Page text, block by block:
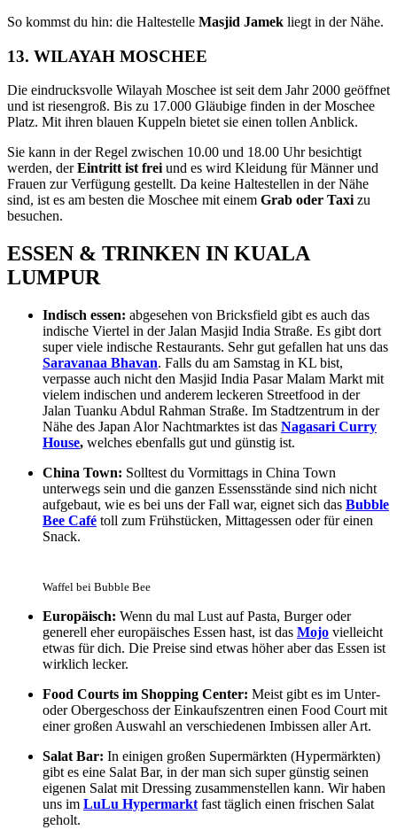
So kommst du hin: die Haltestelle Masjid Jamek liegt in der Nähe.
13. WILAYAH MOSCHEE
Die eindrucksvolle Wilayah Moschee ist seit dem Jahr 2000 geöffnet
und ist riesengroß. Bis zu 17.000 Gläubige finden in der Moschee
Platz. Mit ihren blauen Kuppeln bietet sie einen tollen Anblick.
Sie kann in der Regel zwischen 10.00 und 18.00 Uhr besichtigt
werden, derEintritt ist frei und es wird Kleidung für Männer und
Frauen zur Verfügung gestellt. Da keine Haltestellen in der Nähe
sind, ist es am besten die Moschee mit einem Grab oder Taxi zu
besuchen.
ESSEN & TRINKEN IN KUALA
LUMPUR
Indisch essen: abgesehen von Bricksfield gibt es auch das
indische Viertel in der Jalan Masjid India Straße. Es gibt dort
super viele indische Restaurants. Sehr gut gefallen hat uns das
Saravanaa Bhavan. Falls du am Samstag in KL bist,
verpasse auch nicht den Masjid India Pasar Malam Markt mit
vielem indischen und anderem leckeren Streetfood in der
Jalan Tuanku Abdul Rahman Straße. Im Stadtzentrum in der
Nähe des Japan Alor Nachtmarktes ist das Nagasari Curry
House, welches ebenfalls gut und günstig ist.
China Town: Solltest du Vormittags in China Town
unterwegs sein und die ganzen Essensstände sind nich nicht
aufgebaut, wie es bei uns der Fall war, eignet sich das Bubble
Bee Café toll zum Frühstücken, Mittagessen oder für einen
Snack.
Waffel bei Bubble Bee
Europäisch: Wenn du mal Lust auf Pasta, Burger oder
generell eher europäisches Essen hast, ist das Mojo vielleicht
etwas für dich. Die Preise sind etwas höher aber das Essen ist
wirklich lecker.
Food Courts im Shopping Center: Meist gibt es im Unter-
oder Obergeschoss der Einkaufszentren einen Food Court mit
einer großen Auswahl an verschiedenen Imbissen aller Art.
Salat Bar: In einigen großen Supermärkten (Hypermärkten)
gibt es eine Salat Bar, in der man sich super günstig seinen
eigenen Salat mit Dressing zusammenstellen kann. Wir haben
uns im LuLu Hypermarkt fast täglich einen frischen Salat
geholt.